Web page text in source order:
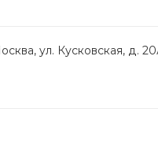
ул. Кусковская, д.